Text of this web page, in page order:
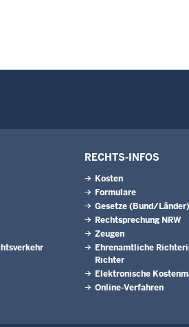
RECHTS-INFOS
Kosten
Formulare
Gesetze (Bund/Länder)
Rechtsprechung NRW
Zeugen
Ehrenamtliche
Richter
Elektronische
Online-Verfahren